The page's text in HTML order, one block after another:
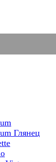
Глянец